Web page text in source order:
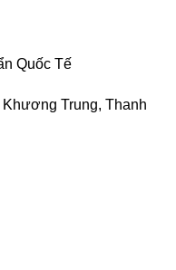
Quốc Tế
Trung, Thanh